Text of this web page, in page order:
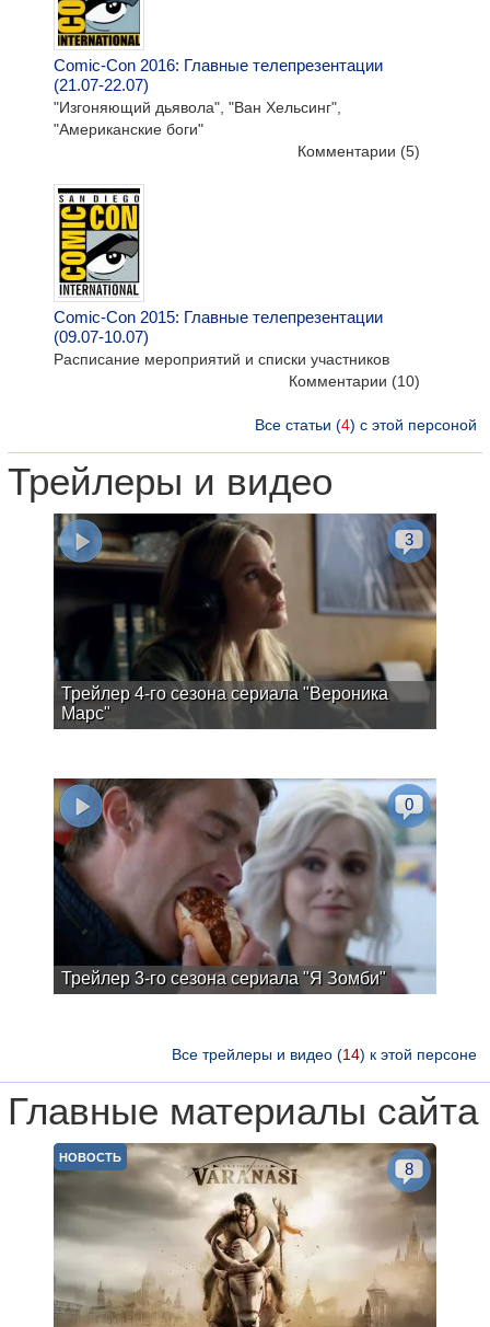
Comic-Con 2016: Главные телепрезентации
(21.07-22.07)
"Изгоняющий дьявола", "Ван Хельсинг",
"Американские боги"
Комментарии (5)
Comic-Con 2015: Главные телепрезентации
(09.07-10.07)
Расписание мероприятий и списки участников
Комментарии (10)
Все статьи (4) с этой персоной
Трейлеры и видео
Трейлер 4-го сезона сериала "Вероника
Марс"
3
Трейлер 3-го сезона сериала "Я Зомби"
0
Все трейлеры и видео (14) к этой персоне
Главные материалы сайта
НОВОСТЬ
8